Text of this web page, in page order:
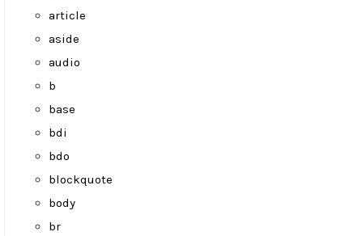
article
aside
audio
b
base
bdi
bdo
blockquote
body
br